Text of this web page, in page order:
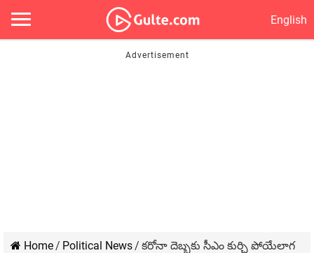
English
Home/ Political News/ క‌రోనా దెబ్బ‌కు సీఎం కుర్చి పోయేలాగ